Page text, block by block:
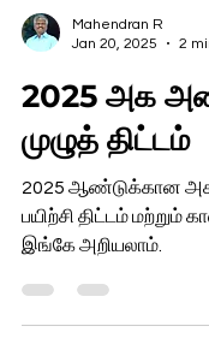
Mahendran R
Jan 20, 2025
2
2025 அக
முழுத் திட்டம்
2025 ஆண்டுக்கான
பயிற்சி திட்டம்
இங்கே அறியலாம்.